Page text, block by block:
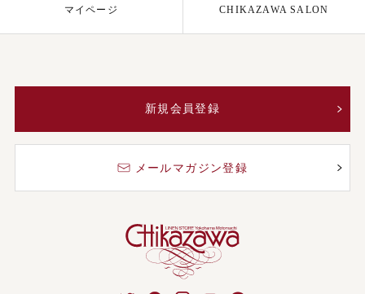
マイページ CHIKAZAWA SALON
新規会員登録
メールマガジン登録